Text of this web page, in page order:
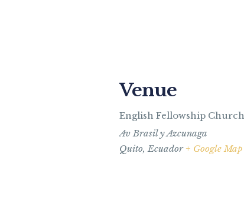
Venue
English Fellowship Church
Av Brasil y Azcunaga
Quito, Ecuador + Google Map